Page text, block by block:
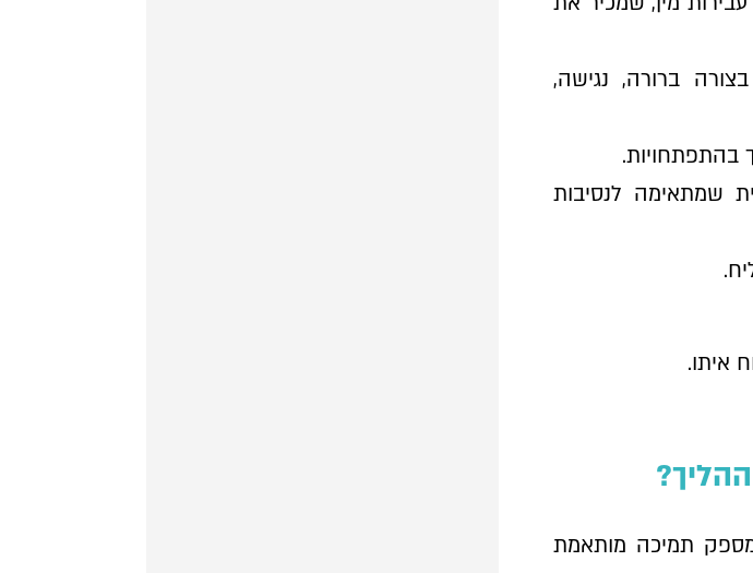
ברורה, נגישה,
בהתפתחויות.
שמתאימה לנסיבות
איתו.
תמיכה מותאמת